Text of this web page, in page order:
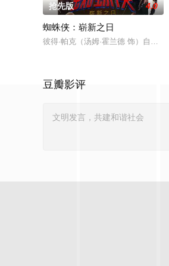
抢先版 4.0
蜘蛛侠：崭新之日
彼得·帕克（汤姆·霍兰德 饰）自愿
豆瓣影评